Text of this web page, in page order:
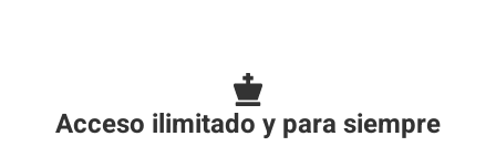
Acceso ilimitado y para siempre